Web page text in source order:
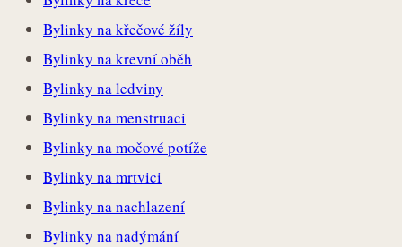
Bylinky na křečové žíly
Bylinky na krevní oběh
Bylinky na ledviny
Bylinky na menstruaci
Bylinky na močové potíže
Bylinky na mrtvici
Bylinky na nachlazení
Bylinky na nadýmání